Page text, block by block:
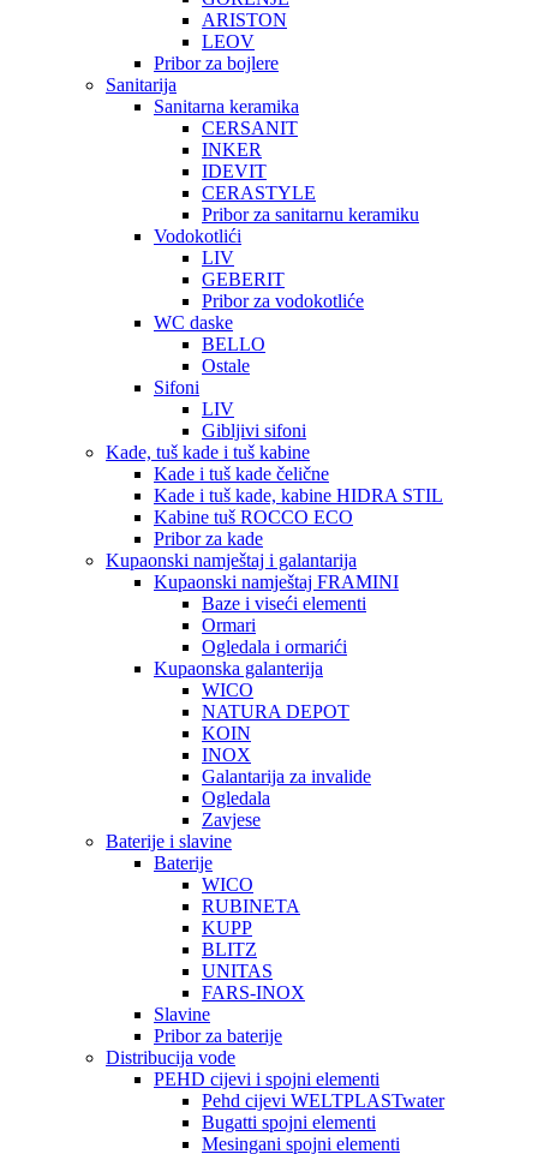
ARISTON
LEOV
Pribor za bojlere
Sanitarija
Sanitarna keramika
CERSANIT
INKER
IDEVIT
CERASTYLE
Pribor za sanitarnu keramiku
Vodokotlići
LIV
GEBERIT
Pribor za vodokotliće
WC daske
BELLO
Ostale
Sifoni
LIV
Gibljivi sifoni
Kade, tuš kade i tuš kabine
Kade i tuš kade čelične
Kade i tuš kade, kabine HIDRA STIL
Kabine tuš ROCCO ECO
Pribor za kade
Kupaonski namještaj i galantarija
Kupaonski namještaj FRAMINI
Baze i viseći elementi
Ormari
Ogledala i ormarići
Kupaonska galanterija
WICO
NATURA DEPOT
KOIN
INOX
Galantarija za invalide
Ogledala
Zavjese
Baterije i slavine
Baterije
WICO
RUBINETA
KUPP
BLITZ
UNITAS
FARS-INOX
Slavine
Pribor za baterije
Distribucija vode
PEHD cijevi i spojni elementi
Pehd cijevi WELTPLASTwater
Bugatti spojni elementi
Mesingani spojni elementi